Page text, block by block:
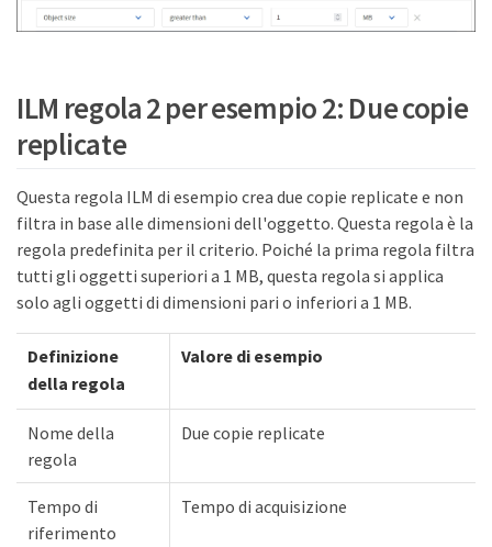
ILM regola 2 per esempio 2: Due copie
replicate
Questa regola ILM di esempio crea due copie replicate e non
filtra in base alle dimensioni dell'oggetto. Questa regola è la
regola predefinita per il criterio. Poiché la prima regola filtra
tutti gli oggetti superiori a 1 MB, questa regola si applica
solo agli oggetti di dimensioni pari o inferiori a 1 MB.
Definizione
della regola
Valore di esempio
Nome della
regola
Due copie replicate
Tempo di
riferimento
Tempo di acquisizione